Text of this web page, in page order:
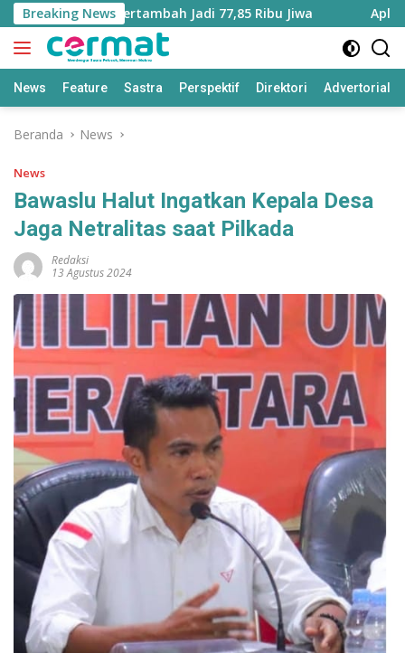
Langsung
ke
konten
Breaking News
Utara Bertambah Jadi 77,85 Ribu Jiwa Aplikasi
News Feature Sastra Perspektif Direktori Advertorial
Beranda News
News
Bawaslu Halut Ingatkan Kepala Desa
Jaga Netralitas saat Pilkada
Redaksi
13 Agustus 2024